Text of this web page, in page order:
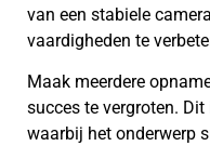
van een stabiele
vaardigheden te
Maak meerdere
succes te vergroten.
waarbij het onderwerp